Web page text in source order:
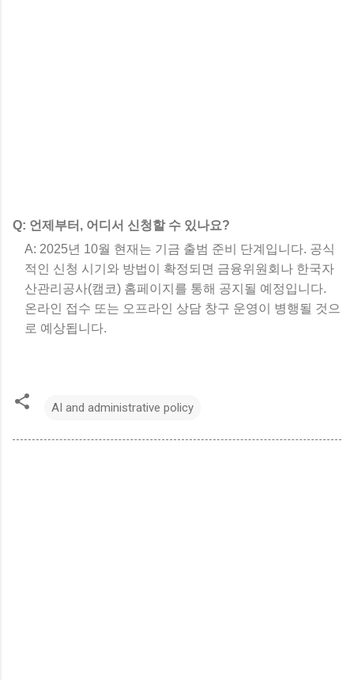
Q: 언제부터, 어디서 신청할 수 있나요?
A: 2025년 10월 현재는 기금 출범 준비 단계입니다. 공식
적인 신청 시기와 방법이 확정되면 금융위원회나 한국자
산관리공사(캠코) 홈페이지를 통해 공지될 예정입니다.
온라인 접수 또는 오프라인 상담 창구 운영이 병행될 것으
로 예상됩니다.
AI and administrative policy